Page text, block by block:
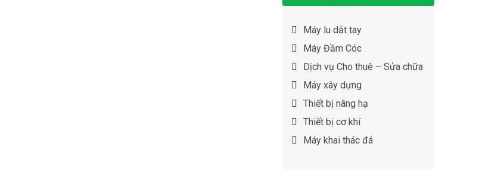
Máy lu dắt tay
Máy Đầm Cóc
Dịch vụ Cho thuê – Sửa chữa
Máy xây dựng
Thiết bị nâng hạ
Thiết bị cơ khí
Máy khai thác đá